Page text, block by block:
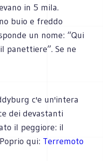
in 5 mila.
buio e freddo
un nome: “Qui
panettiere”. Se ne
c'e un'intera
dei devastanti
il peggiore: il
qui: Terremoto